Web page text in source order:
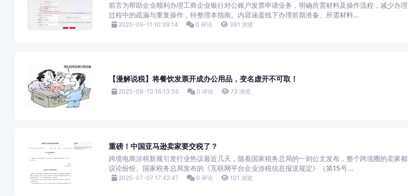
前言为帮助企业顺利办理工商企业银行对公账户发票申请业务，明确所需材料及操作流程，减少办理
过程中的疏漏与重复操作，特整理本指南。内容涵盖线下办理前期准备、所需材料...
2025-09-11 10:39:14 0 评论 381 浏览
【漫解说税】将餐饮发票开成办公用品，变名虚开不可取！
2025-09-10 16:13:56 0 评论 73 浏览
重磅！中国亚马逊卖家要交税了？
跨境电商涉税新规引发行业热议最近几天，随着国家税务总局的一则公文发布，整个跨境圈的卖家都
议论纷纷。国家税务总局发布的《互联网平台企业涉税信息报送规定》（第15号...
2025-07-07 17:42:47 0 评论 101 浏览